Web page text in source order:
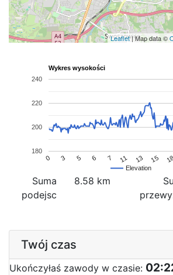
Leaflet| Map data ©
Wykres wysokości
Elevation
0 3 5 6 7 11 13 15
180
200
220
240
Suma
podejsc
8.58 km
Twój czas
Ukończyłaś zawody w czasie: